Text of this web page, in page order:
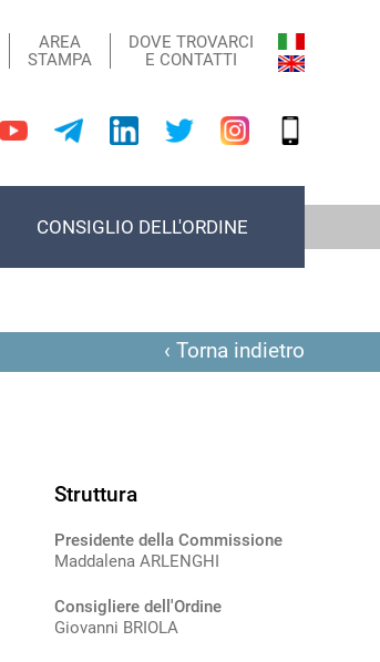
AREA
STAMPA
DOVE TROVARCI
E CONTATTI
CONSIGLIO DELL'ORDINE
‹ Torna indietro
Struttura
Presidente della Commissione
Maddalena ARLENGHI
Consigliere dell'Ordine
Giovanni BRIOLA